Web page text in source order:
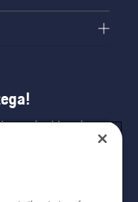
eripakkumiste